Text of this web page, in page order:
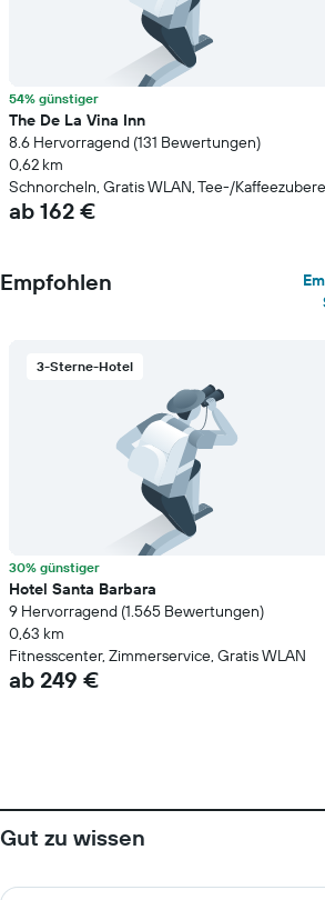
54% günstiger
The De La Vina Inn
8.6 Hervorragend (131 Bewertungen)
0,62 km
Schnorcheln, Gratis WLAN, Tee-/
ab 162 €
Empfohlen
3-Sterne-Hotel
30% günstiger
Hotel Santa Barbara
9 Hervorragend (1.565 Bewertungen)
0,63 km
Fitnesscenter, Zimmerservice, Gratis WLAN
ab 249 €
Gut zu wissen